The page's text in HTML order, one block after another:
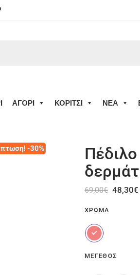
ΑΓΟΡΙ ΚΟΡΙΤΣΙ ΝΕΑ
-30%
69,00€ 48,30€
ΧΡΏΜΑ
ΜΈΓΕΘΟΣ